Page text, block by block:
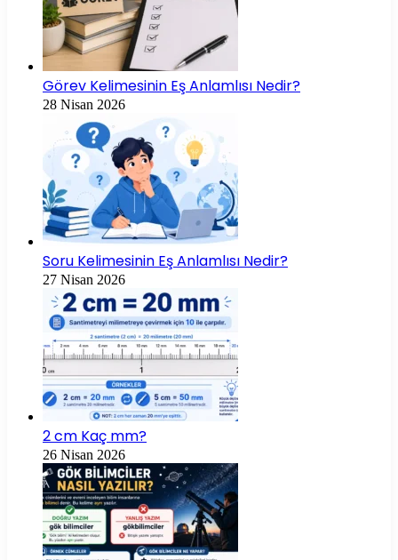
Görev Kelimesinin Eş Anlamlısı Nedir?
28 Nisan 2026
Soru Kelimesinin Eş Anlamlısı Nedir?
27 Nisan 2026
2 cm Kaç mm?
26 Nisan 2026